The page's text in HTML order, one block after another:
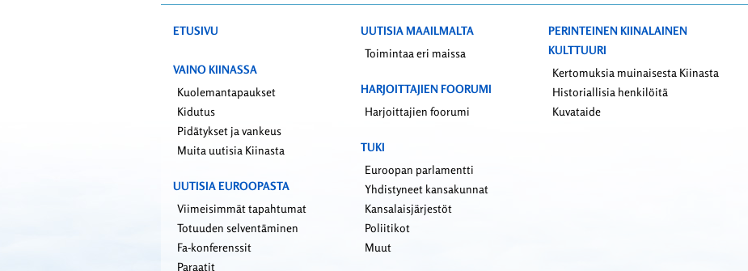
ETUSIVU
VAINO KIINASSA
Kuolemantapaukset
Kidutus
Pidätykset ja vankeus
Muita uutisia Kiinasta
UUTISIA EUROOPASTA
Viimeisimmät tapahtumat
Totuuden selventäminen
Fa-konferenssit
Paraatit
UUTISIA MAAILMALTA
Toimintaa eri maissa
HARJOITTAJIEN FOORUMI
Harjoittajien foorumi
TUKI
Euroopan parlamentti
Yhdistyneet kansakunnat
Kansalaisjärjestöt
Poliitikot
Muut
PERINTEINEN KIINALAINEN
KULTTUURI
Kertomuksia muinaisesta Kiinasta
Historiallisia henkilöitä
Kuvataide